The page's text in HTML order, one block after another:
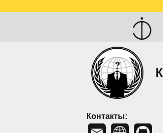
Контакты: